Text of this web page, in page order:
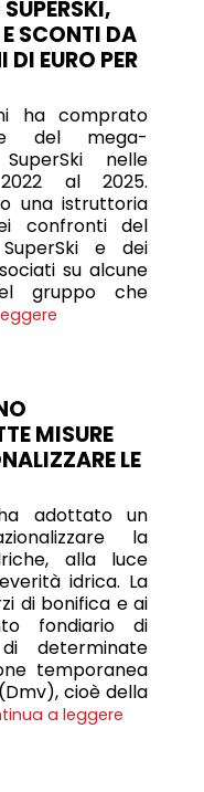
SCONTI DA
EURO PER
ha comprato
del mega-
nelle
al 2025.
una istruttoria
confronti del
e dei
su alcune
gruppo che
MISURE
LE
adottato un
la
alla luce
idrica. La
di bonifica e ai
fondiario di
determinate
temporanea
cioè della
a leggere